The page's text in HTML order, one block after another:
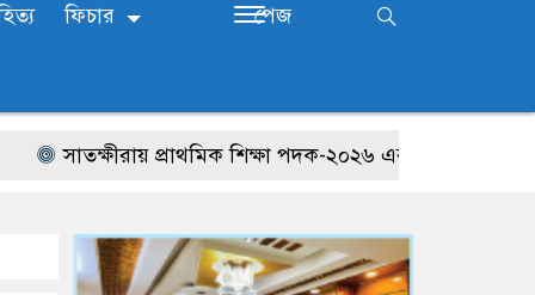
ফিচার পেজ
সাতক্ষীরায় প্রাথমিক শিক্ষা পদক-২০২৬ এর জেলা পর্যায়ের